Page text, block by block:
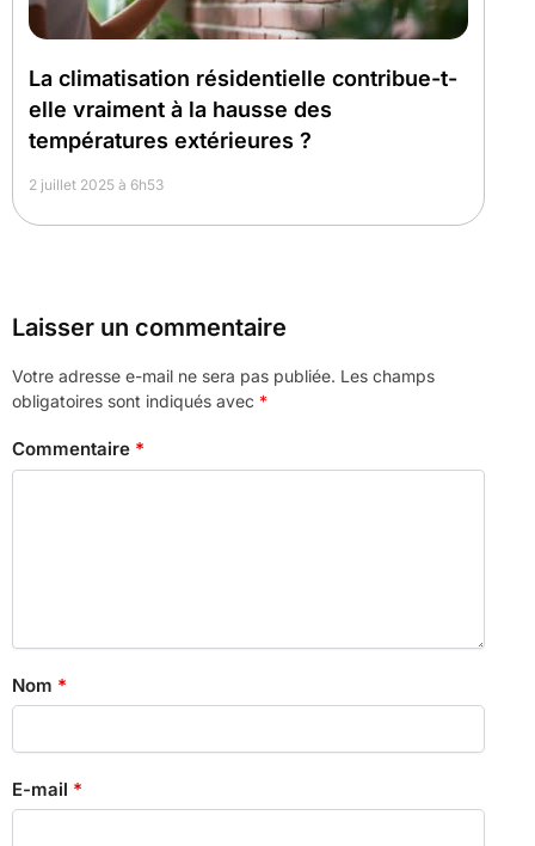
La climatisation résidentielle contribue-t-
elle vraiment à la hausse des
températures extérieures ?
2 juillet 2025 à 6h53
Laisser un commentaire
Votre adresse e-mail ne sera pas publiée. Les champs
obligatoires sont indiqués avec *
Commentaire *
Nom *
E-mail *